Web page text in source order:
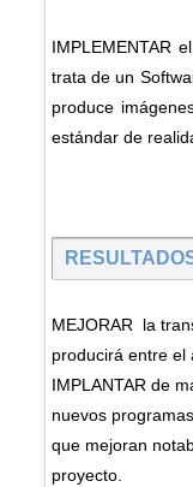
IMPLEMENTAR
trata de un
produce
estándar de
MEJORAR la
producirá entre el
IMPLANTAR de
nuevos
que mejoran
proyecto.